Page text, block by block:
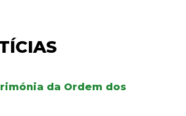
da Ordem dos